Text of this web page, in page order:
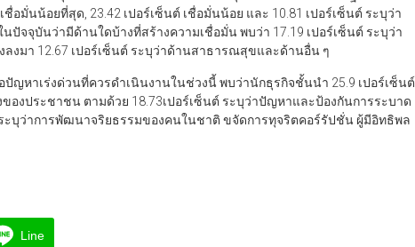
อมั่นน้อยที่สุด, 23.42 เปอร์เซ็นต์ เชื่อมั่นน้อย และ 10.81 เปอร์เซ็นต์ ระบุว่า
ปัจจุบันว่ามีด้านใดบ้างที่สร้างความเชื่อมั่น พบว่า 17.19 เปอร์เซ็นต์ ระบุว่า
งมา 12.67 เปอร์เซ็นต์ ระบุว่าด้านสาธารณสุขและด้านอื่น ๆ
ปัญหาเร่งด่วนที่ควรดำเนินงานในช่วงนี้ พบว่านักธุรกิจชั้นนำ 25.9 เปอร์เซ็นต์
องประชาชน ตามด้วย 18.73เปอร์เซ็นต์ ระบุว่าปัญหาและป้องกันการระบาด
ะบุว่าการพัฒนาจริยธรรมของคนในชาติ ขจัดการทุจริตคอร์รัปชั่น ผู้มีอิทธิพล
Line